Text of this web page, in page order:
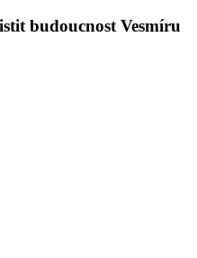
budoucnost Vesmíru